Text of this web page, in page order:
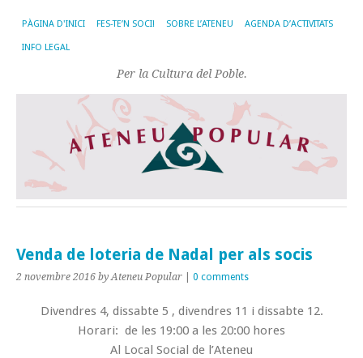
PÀGINA D'INICI FES-TE’N SOCI! SOBRE L’ATENEU AGENDA D’ACTIVITATS
INFO LEGAL
Per la Cultura del Poble.
Venda de loteria de Nadal per als socis
2 novembre 2016 by Ateneu Popular 0 comments
Divendres 4, dissabte 5 , divendres 11 i dissabte 12.
Horari: de les 19:00 a les 20:00 hores
Al Local Social de l’Ateneu